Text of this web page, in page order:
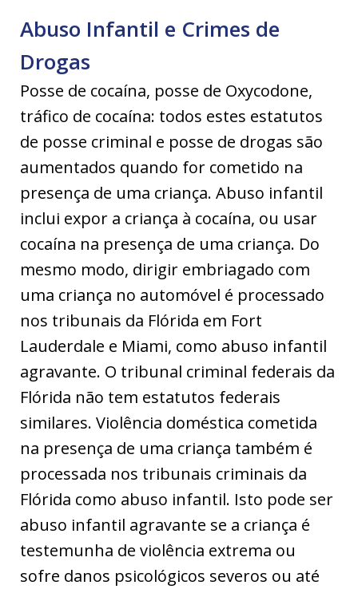
Abuso Infantil e Crimes de
Drogas
Posse de cocaína, posse de Oxycodone,
tráfico de cocaína: todos estes estatutos
de posse criminal e posse de drogas são
aumentados quando for cometido na
presença de uma criança. Abuso infantil
inclui expor a criança à cocaína, ou usar
cocaína na presença de uma criança. Do
mesmo modo, dirigir embriagado com
uma criança no automóvel é processado
nos tribunais da Flórida em Fort
Lauderdale e Miami, como abuso infantil
agravante. O tribunal criminal federais da
Flórida não tem estatutos federais
similares. Violência doméstica cometida
na presença de uma criança também é
processada nos tribunais criminais da
Flórida como abuso infantil. Isto pode ser
abuso infantil agravante se a criança é
testemunha de violência extrema ou
sofre danos psicológicos severos ou até